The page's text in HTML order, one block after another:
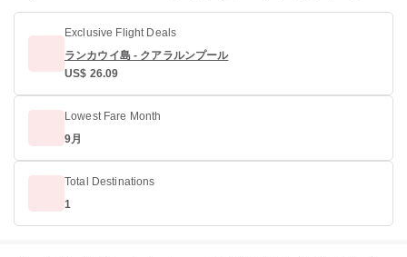
Exclusive Flight Deals
ランカウイ島 - クアラルンプール
US$ 26.09
Lowest Fare Month
9月
Total Destinations
1